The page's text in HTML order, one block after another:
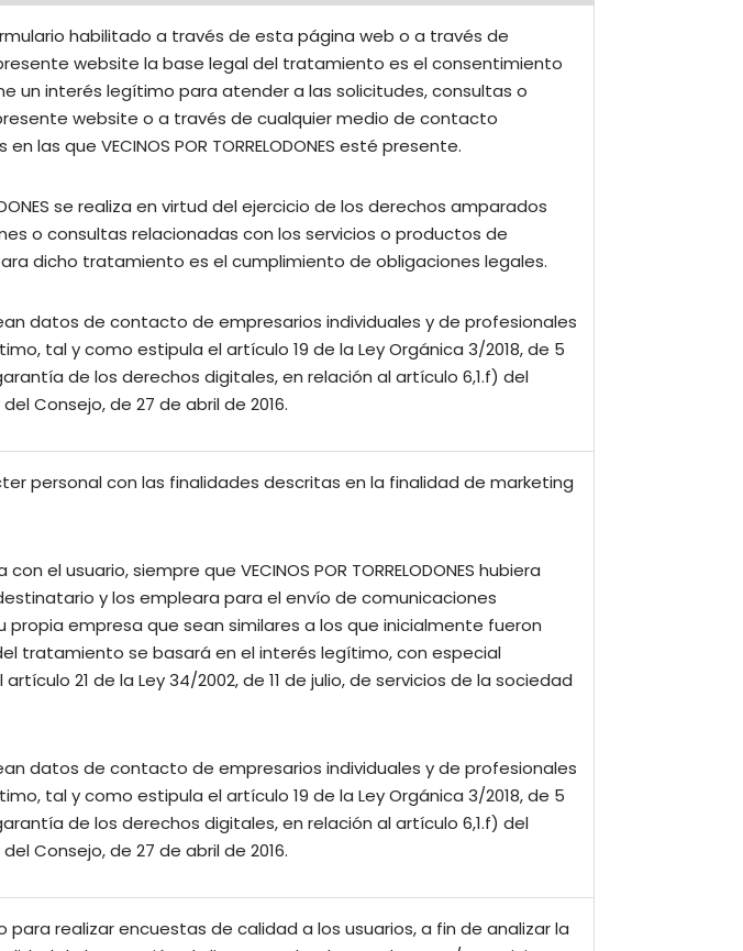
habilitado a través de esta página web o a través de
website la base legal del tratamiento es el consentimiento
un interés legítimo para atender a las solicitudes, consultas o
website o a través de cualquier medio de contacto
que VECINOS POR TORRELODONES esté presente.
se realiza en virtud del ejercicio de los derechos amparados
o consultas relacionadas con los servicios o productos de
para dicho tratamiento es el cumplimiento de obligaciones legales.
datos de contacto de empresarios individuales y de profesionales
tal y como estipula el artículo 19 de la Ley Orgánica 3/2018, de 5
de los derechos digitales, en relación al artículo 6,1.f) del
Consejo, de 27 de abril de 2016.
personal con las finalidades descritas en la finalidad de marketing
el usuario, siempre que VECINOS POR TORRELODONES hubiera
y los empleara para el envío de comunicaciones
empresa que sean similares a los que inicialmente fueron
tratamiento se basará en el interés legítimo, con especial
21 de la Ley 34/2002, de 11 de julio, de servicios de la sociedad
datos de contacto de empresarios individuales y de profesionales
tal y como estipula el artículo 19 de la Ley Orgánica 3/2018, de 5
de los derechos digitales, en relación al artículo 6,1.f) del
Consejo, de 27 de abril de 2016.
para realizar encuestas de calidad a los usuarios, a fin de analizar la